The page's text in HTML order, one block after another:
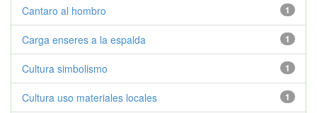
1
Cantaro al hombro
1
Carga enseres a la espalda
1
Cultura simbolismo
1
Cultura uso materiales locales